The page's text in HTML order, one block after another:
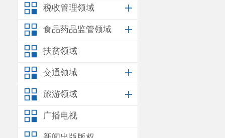
税收管理领域
食品药品监管领域
扶贫领域
交通领域
旅游领域
广播电视